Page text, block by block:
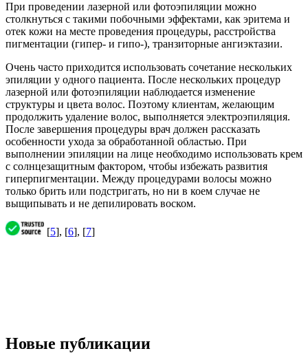
При проведении лазерной или фотоэпиляции можно
столкнуться с такими побочными эффектами, как эритема и
отек кожи на месте проведения процедуры, расстройства
пигментации (гипер- и гипо-), транзиторные ангиэктазии.
Очень часто приходится использовать сочетание нескольких
эпиляции у одного пациента. После нескольких процедур
лазерной или фотоэпиляции наблюдается изменение
структуры и цвета волос. Поэтому клиентам, желающим
продолжить удаление волос, выполняется электроэпиляция.
После завершения процедуры врач должен рассказать
особенности ухода за обработанной областью. При
выполнении эпиляции на лице необходимо использовать крем
с солнцезащитным фактором, чтобы избежать развития
гиперпигментации. Между процедурами волосы можно
только брить или подстригать, но ни в коем случае не
выщипывать и не депилировать воском.
[5], [6], [7]
Новые публикации